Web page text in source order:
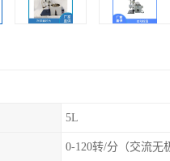
5L
0-120转/分（交流无